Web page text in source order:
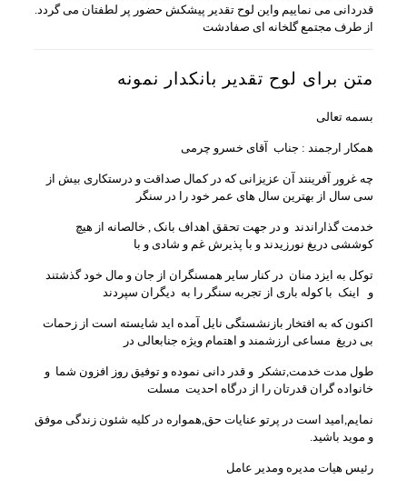
قدردانی می نماییم واین لوح تقدیر پیشکش حضور پر لطفتان می گردد.
از طرف مجتمع گلخانه ای صفادشت
متن برای لوح تقدیر بانکدار نمونه
بسمه تعالی
همکار ارجمند : جناب آقای خسرو چرمی
چه غرور آفرینند آن عزیزانی که در کمال صداقت و درستکاری بیش از
سی سال از بهترین سال های عمر خود را در سنگر
خدمت گذاراندند و در جهت تحقق اهداف بانک , خالصانه از هیچ
کوششی دریغ نورزیدند و با پذیرش غم و شادی و با
توکل به ایزد منان در کنار سایر همسنگران از جان و مال خود گذشتند
و اینک با کوله باری از تجربه سنگر را به دیگران سپردند
اکنون که به افتخار بازنشستگی نایل آمده اید شایسته است از زحمات
بی دریغ مساعی ارزشمند و اهتمام ویژه جنابعالی در
طول مدت خدمت,تشکر و قدر دانی نموده و توفیق روز افزون شما و
خانواده گران قدرتان را از درگاه احدیت مسلت
نمایم,امید است در پرتو عنایات حق,همواره در کلیه شئون زندگی موفق
و موید باشید.
رئیس هیات مدیره ومدیر عامل